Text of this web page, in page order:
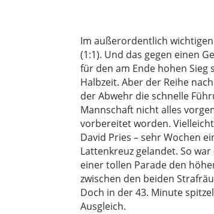
Im außerordentlich
(1:1). Und das gegen einen
für den am Ende hohen
Halbzeit. Aber der Reihe
der Abwehr die schnelle
Mannschaft nicht alles
vorbereitet worden.
David Pries – sehr Wochen
Lattenkreuz gelandet. So
einer tollen Parade den
zwischen den beiden
Doch in der 43. Minute
Ausgleich.